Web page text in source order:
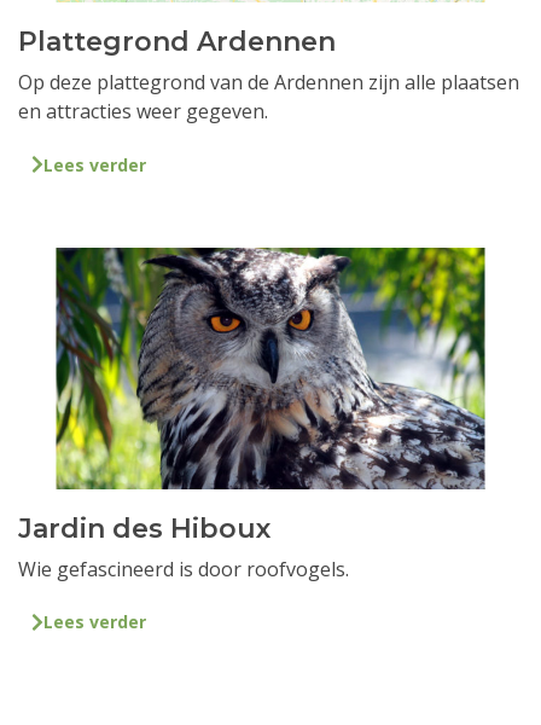
Plattegrond Ardennen
Op deze plattegrond van de Ardennen zijn alle plaatsen
en attracties weer gegeven.
Lees verder
Jardin des Hiboux
Wie gefascineerd is door roofvogels.
Lees verder